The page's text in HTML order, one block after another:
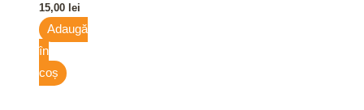
15,00 lei
Adaugă
în
coș